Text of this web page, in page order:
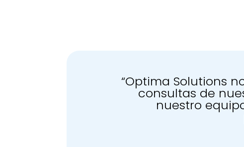
“Optima Solutions
consultas de
nuestro